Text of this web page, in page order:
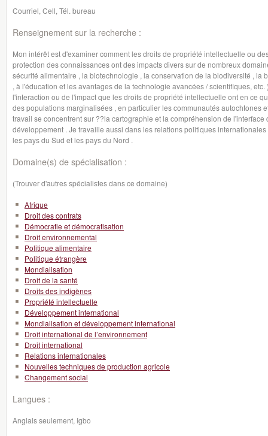
Courriel, Cell, Tél. bureau
Renseignement sur la recherche :
Mon intérêt est d'examiner comment les droits de propriété intellectuelle ou
protection des connaissances ont des impacts divers sur de nombreux
sécurité alimentaire , la biotechnologie , la conservation de la biodiversité , la
, à l'éducation et les avantages de la technologie avancées / scientifiques,
l'interaction ou de l'impact que les droits de propriété intellectuelle ont en ce
des populations marginalisées , en particulier les communautés autochtones
travail se concentrent sur ??la cartographie et la compréhension de
développement . Je travaille aussi dans les relations politiques
les pays du Sud et les pays du Nord .
Domaine(s) de spécialisation :
(Trouver d'autres spécialistes dans ce domaine)
Afrique
Droit des contrats
Démocratie et démocratisation
Droit environnemental
Politique alimentaire
Politique étrangère
Mondialisation
Droit de la santé
Droits des indigènes
Propriété intellectuelle
Développement international
Mondialisation et développement international
Droit international de l’environnement
Droit international
Relations internationales
Nouvelles techniques de production agricole
Changement social
Langues :
Anglais seulement, Igbo